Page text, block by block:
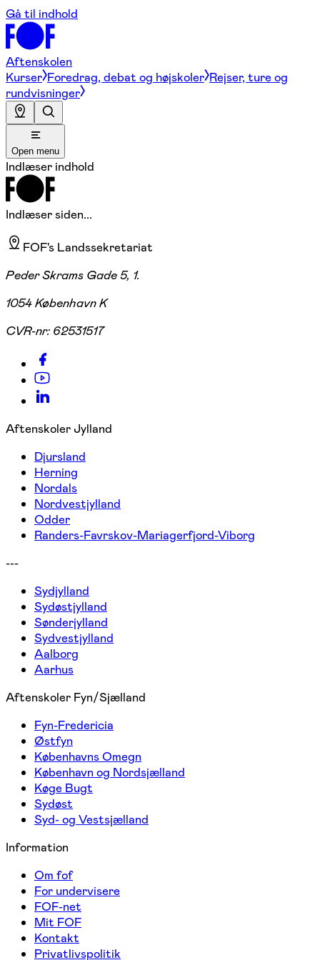
Gå til indhold
Aftenskolen
Kurser Foredrag, debat og højskoler Rejser, ture og
rundvisninger
Open menu
Indlæser indhold
Indlæser siden...
FOF's Landssekretariat
Peder Skrams Gade 5, 1.
1054 København K
CVR-nr: 62531517
Aftenskoler Jylland
Djursland
Herning
Nordals
Nordvestjylland
Odder
Randers-Favrskov-Mariagerfjord-Viborg
---
Sydjylland
Sydøstjylland
Sønderjylland
Sydvestjylland
Aalborg
Aarhus
Aftenskoler Fyn/Sjælland
Fyn-Fredericia
Østfyn
Københavns Omegn
København og Nordsjælland
Køge Bugt
Sydøst
Syd- og Vestsjælland
Information
Om fof
For undervisere
FOF-net
Mit FOF
Kontakt
Privatlivspolitik